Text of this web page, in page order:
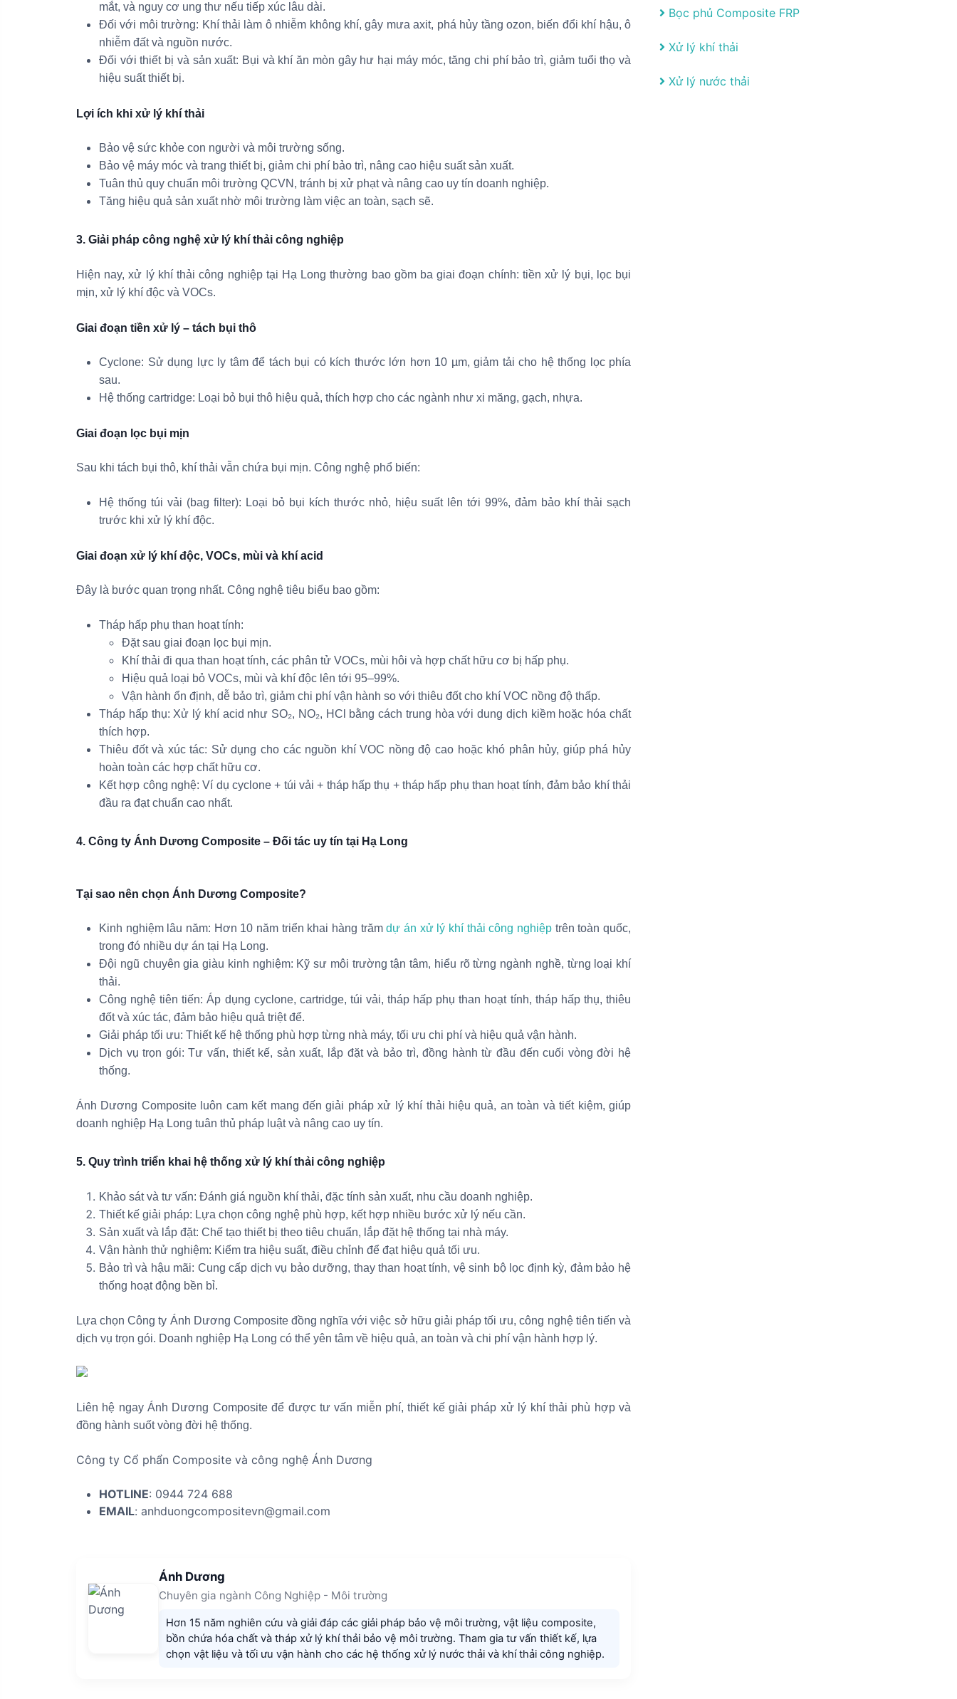
mắt, và nguy cơ ung thư nếu tiếp xúc lâu dài.
Đối với môi trường: Khí thải làm ô nhiễm không khí, gây mưa axit, phá hủy tầng ozon, biến đổi khí hậu, ô
nhiễm đất và nguồn nước.
Đối với thiết bị và sản xuất: Bụi và khí ăn mòn gây hư hại máy móc, tăng chi phí bảo trì, giảm tuổi thọ và
hiệu suất thiết bị.
Lợi ích khi xử lý khí thải
Bảo vệ sức khỏe con người và môi trường sống.
Bảo vệ máy móc và trang thiết bị, giảm chi phí bảo trì, nâng cao hiệu suất sản xuất.
Tuân thủ quy chuẩn môi trường QCVN, tránh bị xử phạt và nâng cao uy tín doanh nghiệp.
Tăng hiệu quả sản xuất nhờ môi trường làm việc an toàn, sạch sẽ.
3. Giải pháp công nghệ xử lý khí thải công nghiệp
Hiện nay, xử lý khí thải công nghiệp tại Hạ Long thường bao gồm ba giai đoạn chính: tiền xử lý bụi, lọc bụi
mịn, xử lý khí độc và VOCs.
Giai đoạn tiền xử lý – tách bụi thô
Cyclone: Sử dụng lực ly tâm để tách bụi có kích thước lớn hơn 10 µm, giảm tải cho hệ thống lọc phía
sau.
Hệ thống cartridge: Loại bỏ bụi thô hiệu quả, thích hợp cho các ngành như xi măng, gạch, nhựa.
Giai đoạn lọc bụi mịn
Sau khi tách bụi thô, khí thải vẫn chứa bụi mịn. Công nghệ phổ biến:
Hệ thống túi vải (bag filter): Loại bỏ bụi kích thước nhỏ, hiệu suất lên tới 99%, đảm bảo khí thải sạch
trước khi xử lý khí độc.
Giai đoạn xử lý khí độc, VOCs, mùi và khí acid
Đây là bước quan trọng nhất. Công nghệ tiêu biểu bao gồm:
Tháp hấp phụ than hoạt tính:
Đặt sau giai đoạn lọc bụi mịn.
Khí thải đi qua than hoạt tính, các phân tử VOCs, mùi hôi và hợp chất hữu cơ bị hấp phụ.
Hiệu quả loại bỏ VOCs, mùi và khí độc lên tới 95–99%.
Vận hành ổn định, dễ bảo trì, giảm chi phí vận hành so với thiêu đốt cho khí VOC nồng độ thấp.
Tháp hấp thụ: Xử lý khí acid như SO₂, NO₂, HCl bằng cách trung hòa với dung dịch kiềm hoặc hóa chất
thích hợp.
Thiêu đốt và xúc tác: Sử dụng cho các nguồn khí VOC nồng độ cao hoặc khó phân hủy, giúp phá hủy
hoàn toàn các hợp chất hữu cơ.
Kết hợp công nghệ: Ví dụ cyclone + túi vải + tháp hấp thụ + tháp hấp phụ than hoạt tính, đảm bảo khí thải
đầu ra đạt chuẩn cao nhất.
4. Công ty Ánh Dương Composite – Đối tác uy tín tại Hạ Long
Tại sao nên chọn Ánh Dương Composite?
Kinh nghiệm lâu năm: Hơn 10 năm triển khai hàng trămdự án xử lý khí thải công nghiệp trên toàn quốc,
trong đó nhiều dự án tại Hạ Long.
Đội ngũ chuyên gia giàu kinh nghiệm: Kỹ sư môi trường tận tâm, hiểu rõ từng ngành nghề, từng loại khí
thải.
Công nghệ tiên tiến: Áp dụng cyclone, cartridge, túi vải, tháp hấp phụ than hoạt tính, tháp hấp thụ, thiêu
đốt và xúc tác, đảm bảo hiệu quả triệt để.
Giải pháp tối ưu: Thiết kế hệ thống phù hợp từng nhà máy, tối ưu chi phí và hiệu quả vận hành.
Dịch vụ trọn gói: Tư vấn, thiết kế, sản xuất, lắp đặt và bảo trì, đồng hành từ đầu đến cuối vòng đời hệ
thống.
Ánh Dương Composite luôn cam kết mang đến giải pháp xử lý khí thải hiệu quả, an toàn và tiết kiệm, giúp
doanh nghiệp Hạ Long tuân thủ pháp luật và nâng cao uy tín.
5. Quy trình triển khai hệ thống xử lý khí thải công nghiệp
Khảo sát và tư vấn: Đánh giá nguồn khí thải, đặc tính sản xuất, nhu cầu doanh nghiệp.
Thiết kế giải pháp: Lựa chọn công nghệ phù hợp, kết hợp nhiều bước xử lý nếu cần.
Sản xuất và lắp đặt: Chế tạo thiết bị theo tiêu chuẩn, lắp đặt hệ thống tại nhà máy.
Vận hành thử nghiệm: Kiểm tra hiệu suất, điều chỉnh để đạt hiệu quả tối ưu.
Bảo trì và hậu mãi: Cung cấp dịch vụ bảo dưỡng, thay than hoạt tính, vệ sinh bộ lọc định kỳ, đảm bảo hệ
thống hoạt động bền bỉ.
Lựa chọn Công ty Ánh Dương Composite đồng nghĩa với việc sở hữu giải pháp tối ưu, công nghệ tiên tiến và
dịch vụ trọn gói. Doanh nghiệp Hạ Long có thể yên tâm về hiệu quả, an toàn và chi phí vận hành hợp lý.
Liên hệ ngay Ánh Dương Composite để được tư vấn miễn phí, thiết kế giải pháp xử lý khí thải phù hợp và
đồng hành suốt vòng đời hệ thống.
Công ty Cổ phẩn Composite và công nghệ Ánh Dương
HOTLINE: 0944 724 688
EMAIL: anhduongcompositevn@gmail.com
Ánh Dương
Chuyên gia ngành Công Nghiệp - Môi trường
Hơn 15 năm nghiên cứu và giải đáp các giải pháp bảo vệ môi trường, vật liệu composite,
bồn chứa hóa chất và tháp xử lý khí thải bảo vệ môi trường. Tham gia tư vấn thiết kế, lựa
chọn vật liệu và tối ưu vận hành cho các hệ thống xử lý nước thải và khí thải công nghiệp.
Bọc phủ Composite FRP
Xử lý khí thải
Xử lý nước thải